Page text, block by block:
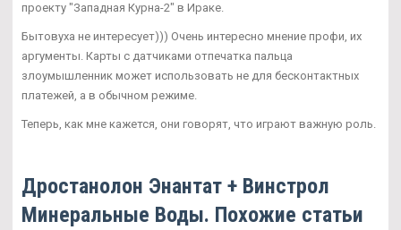
проекту "Западная Курна-2" в Ираке.
Бытовуха не интересует))) Очень интересно мнение профи, их
аргументы. Карты с датчиками отпечатка пальца
злоумышленник может использовать не для бесконтактных
платежей, а в обычном режиме.
Теперь, как мне кажется, они говорят, что играют важную роль.
Дростанолон Энантат + Винстрол
Минеральные Воды. Похожие статьи